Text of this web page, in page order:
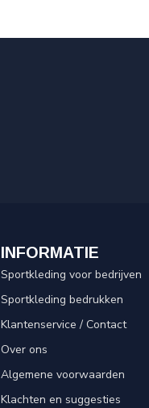
INFORMATIE
Sportkleding voor bedrijven
Sportkleding bedrukken
Klantenservice / Contact
Over ons
Algemene voorwaarden
Klachten en suggesties